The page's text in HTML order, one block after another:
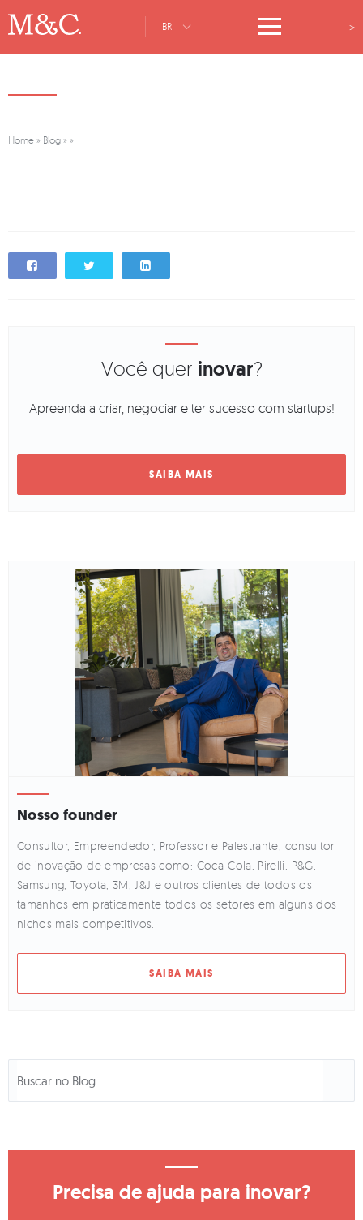
BR >
Home » Blog » »
Você quer inovar?
Apreenda a criar, negociar e ter sucesso com startups!
Nosso founder
Consultor, Empreendedor, Professor e Palestrante, consultor
de inovação de empresas como: Coca-Cola, Pirelli, P&G,
Samsung, Toyota, 3M, J&J e outros clientes de todos os
tamanhos em praticamente todos os setores em alguns dos
nichos mais competitivos.
SAIBA MAIS
Precisa de ajuda para inovar?